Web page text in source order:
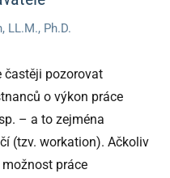
LL.M., Ph.D.
častěji pozorovat
o výkon práce
– a to zejména
(tzv. workation). Ačkoliv
práce